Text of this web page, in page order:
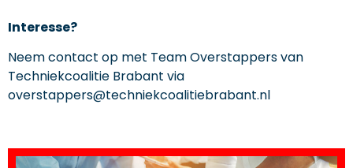
Interesse?
Neem contact op met Team Overstappers van
Techniekcoalitie Brabant via
overstappers@techniekcoalitiebrabant.nl